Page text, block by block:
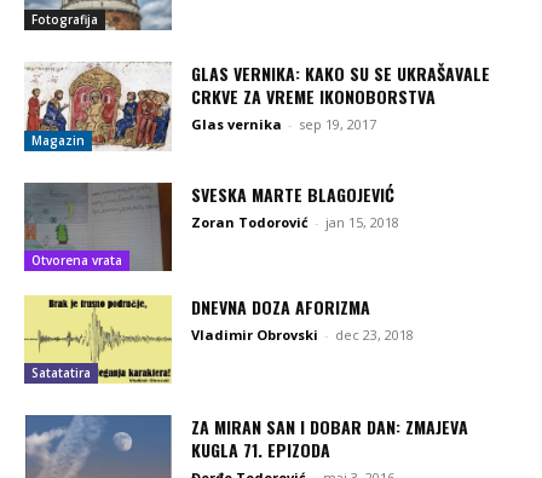
Fotografija
Magazin
GLAS VERNIKA: KAKO SU SE UKRAŠAVALE
CRKVE ZA VREME IKONOBORSTVA
Glas vernika - sep 19, 2017
Otvorena vrata
SVESKA MARTE BLAGOJEVIĆ
Zoran Todorović - jan 15, 2018
Satatatira
DNEVNA DOZA AFORIZMA
Vladimir Obrovski - dec 23, 2018
ZA MIRAN SAN I DOBAR DAN: ZMAJEVA
KUGLA 71. EPIZODA